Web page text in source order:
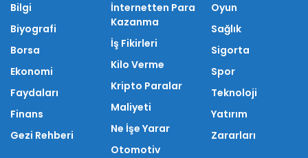
Bilgi
Biyografi
Borsa
Ekonomi
Faydaları
Finans
Gezi Rehberi
İnternetten Para
Kazanma
İş Fikirleri
Kilo Verme
Kripto Paralar
Maliyeti
Ne İşe Yarar
Otomotiv
Oyun
Sağlık
Sigorta
Spor
Teknoloji
Yatırım
Zararları